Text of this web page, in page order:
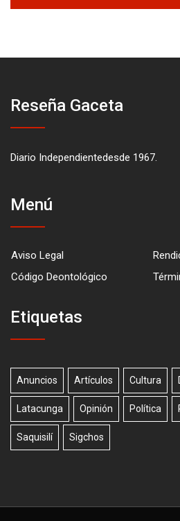
Reseña Gaceta
Diario Independientedesde 1967.
Menú
Aviso Legal
Código Deontológico
Etiquetas
Anuncios Artículos Cultura
Latacunga Opinión Política
Saquisilí Sigchos